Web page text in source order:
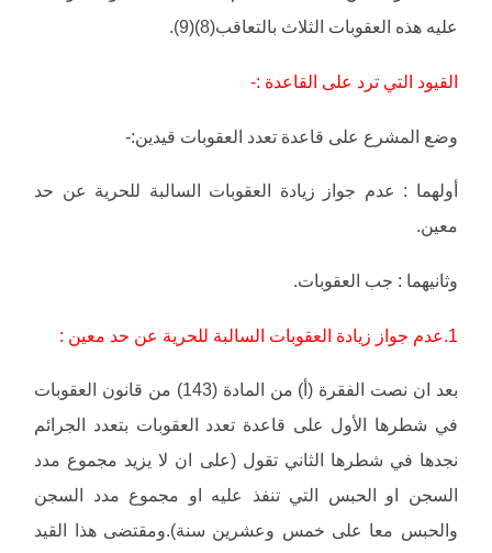
عليه هذه العقوبات الثلاث بالتعاقب(8)(9).
القيود التي ترد على القاعدة :-
وضع المشرع على قاعدة تعدد العقوبات قيدين:-
أولهما : عدم جواز زيادة العقوبات السالبة للحرية عن حد
معين.
وثانيهما : جب العقوبات.
1.عدم جواز زيادة العقوبات السالبة للحرية عن حد معين :
بعد ان نصت الفقرة (أ) من المادة (143) من قانون العقوبات
في شطرها الأول على قاعدة تعدد العقوبات بتعدد الجرائم
نجدها في شطرها الثاني تقول (على ان لا يزيد مجموع مدد
السجن او الحبس التي تنفذ عليه او مجموع مدد السجن
والحبس معا على خمس وعشرين سنة).ومقتضى هذا القيد